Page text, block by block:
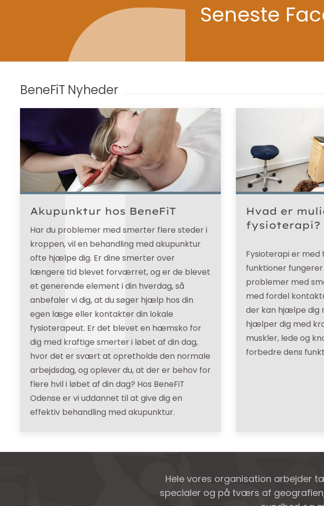
Seneste
BeneFiT Nyheder
Akupunktur hos BeneFiT
Har du problemer med smerter flere steder i
kroppen, vil en behandling med akupunktur
ofte hjælpe dig. Er dine smerter over
længere tid blevet forværret, og er de blevet
et generende element i din hverdag, så
anbefaler vi dig, at du søger hjælp hos din
egen læge eller kontakter din lokale
fysioterapeut. Er det blevet en hæmsko for
dig med kraftige smerter i løbet af din dag,
hvor det er svært at opretholde den normale
arbejdsdag, og oplever du, at der er behov for
flere hvil i løbet af din dag? Hos BeneFiT
Odense er vi uddannet til at give dig en
effektiv behandling med akupunktur.
Hvad er
fysioterapi?
Fysioterapi er med
funktioner
problemer med
med fordel
der kan hjælpe dig
hjælper dig med
muskler, lede og
forbedre dens
Hele vores organisation arbejder
specialer og på tværs af